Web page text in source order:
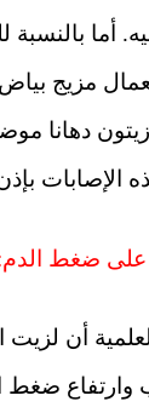
أما
مزيج
دهانا
الإصابات
على ضغط
أن لزيت
وارتفاع ضغط